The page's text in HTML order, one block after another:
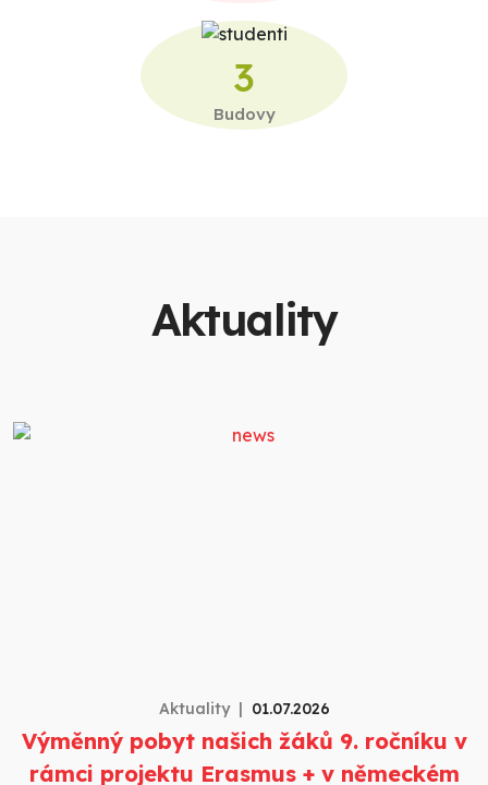
3
Budovy
Aktuality
Aktuality 01.07.2026
Výměnný pobyt našich žáků 9. ročníku v
rámci projektu Erasmus + v německém